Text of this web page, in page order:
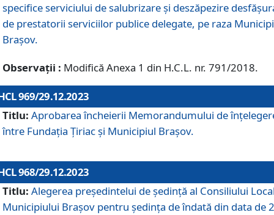
specifice serviciului de salubrizare și deszăpezire
de prestatorii serviciilor publice delegate, pe raza
Brașov.
Observații : Modifică Anexa 1 din H.C.L. nr. 791/2018.
969/29.12.2023
Titlu: Aprobarea încheierii Memorandumului de
între Fundația Țiriac și Municipiul Brașov.
968/29.12.2023
Titlu: Alegerea preşedintelui de şedinţă al Consiliului
Municipiului Braşov pentru ședința de îndată din data de